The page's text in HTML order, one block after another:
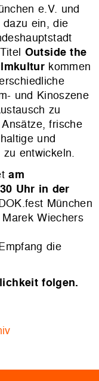
e.V. und
dazu ein, die
Outside the
kommen
und Kinoszene
zu
frische
und
entwickeln.
am
Uhr in der
München
Wiechers
die
folgen.